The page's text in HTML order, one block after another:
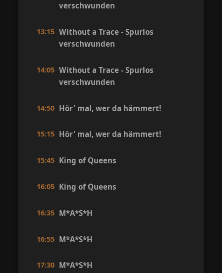
verschwunden
13:15 Without a Trace - Spurlos
verschwunden
14:05 Without a Trace - Spurlos
verschwunden
14:50 Hör' mal, wer da hämmert!
15:15 Hör' mal, wer da hämmert!
15:45 King of Queens
16:05 King of Queens
16:35 M*A*S*H
16:55 M*A*S*H
17:30 M*A*S*H